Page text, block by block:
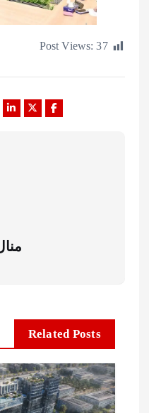
Post Views:
منال سعيد
Related Posts